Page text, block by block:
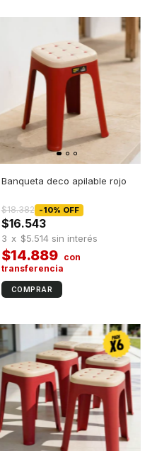
Banqueta deco apilable rojo
$16.543
-10% OFF
$18.382
$14.889
3 x $5.514 sin interés